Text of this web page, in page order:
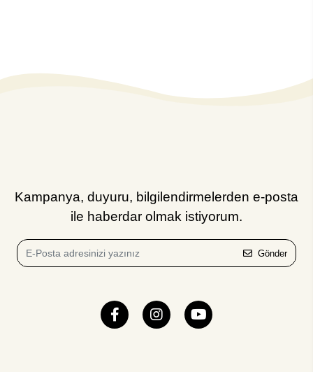
Kampanya, duyuru, bilgilendirmelerden e-posta
ile haberdar olmak istiyorum.
Gönder